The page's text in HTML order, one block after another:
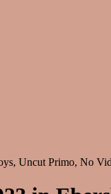
Uncut Primo, No